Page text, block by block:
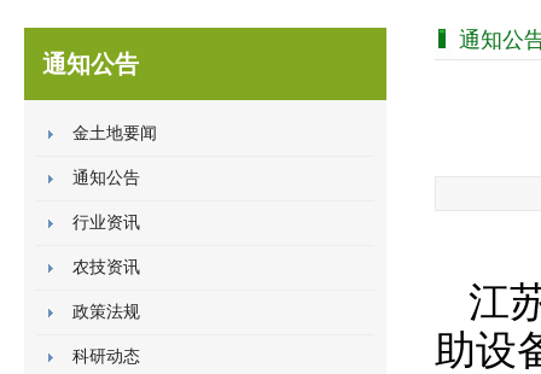
通知公告
金土地要闻
通知公告
行业资讯
农技资讯
政策法规
科研动态
通知公
江
助设